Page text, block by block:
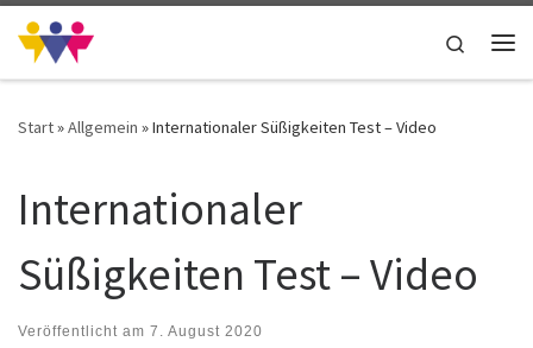
Zum Inhalt springen
Search
Start»Allgemein »Internationaler Süßigkeiten Test – Video
Internationaler
Süßigkeiten Test – Video
Veröffentlicht am 7. August 2020